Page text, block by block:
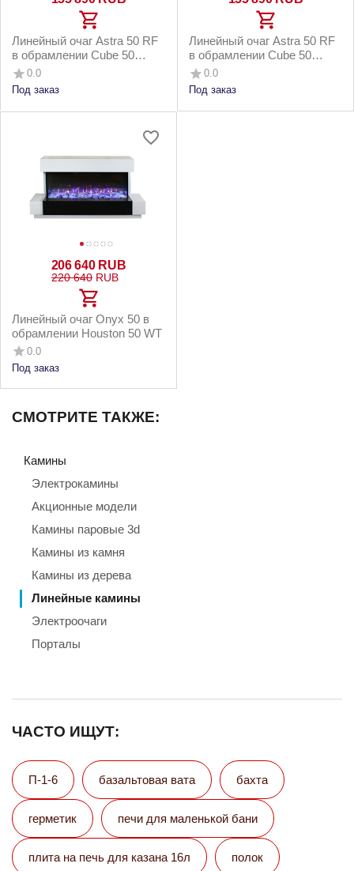
Линейный очаг Astra 50 RF
в обрамлении Cube 50
серый графит
0.0
Под заказ
Линейный очаг Astra 50 RF
в обрамлении Cube 50
белый с черным
0.0
Под заказ
206 640 RUB
220 640 RUB
Линейный очаг Onyx 50 в
обрамлении Houston 50 WT
0.0
Под заказ
СМОТРИТЕ ТАКЖЕ:
Камины
Электрокамины
Акционные модели
Камины паровые 3d
Камины из камня
Камины из дерева
Линейные камины
Электроочаги
Порталы
ЧАСТО ИЩУТ:
П-1-6 базальтовая вата бахта
герметик печи для маленькой бани
плита на печь для казана 16л полок